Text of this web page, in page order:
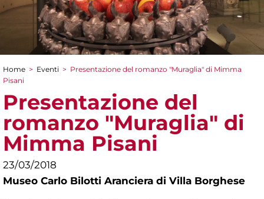
Tu sei qui
Home > Eventi > Presentazione del romanzo "Muraglia" di Mimma
Pisani
Presentazione del
romanzo "Muraglia" di
Mimma Pisani
23/03/2018
Museo Carlo Bilotti Aranciera di Villa Borghese